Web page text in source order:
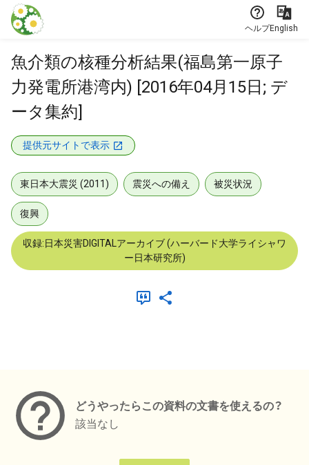
本文に飛ぶ
ヘルプEnglish
魚介類の核種分析結果(福島第一原子
力発電所港湾内) [2016年04月15日; デ
ータ集約]
提供元サイトで表示
東日本大震災 (2011) 震災への備え 被災状況
復興
収録:日本災害DIGITALアーカイブ (ハーバード大学ライシャワ
ー日本研究所)
どうやったらこの資料の文書を使えるの？
該当なし